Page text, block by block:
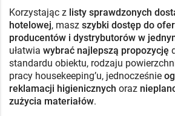
Korzystając z listy sprawdzonych
hotelowej, masz szybki dostęp do
producentów i dystrybutorów w
ułatwia wybrać najlepszą propozycję
standardu obiektu, rodzaju
pracy housekeeping’u, jednocześnie
reklamacji higienicznych oraz
zużycia materiałów.